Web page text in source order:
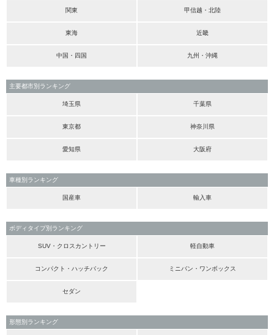
関東 甲信越・北陸
東海 近畿
中国・四国 九州・沖縄
主要都市別ランキング
埼玉県 千葉県
東京都 神奈川県
愛知県 大阪府
車種別ランキング
国産車 輸入車
ボディタイプ別ランキング
SUV・クロスカントリー 軽自動車
コンパクト・ハッチバック ミニバン・ワンボックス
セダン
形態別ランキング